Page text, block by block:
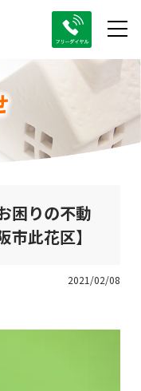
困りの不動
此花区】
2021/02/08